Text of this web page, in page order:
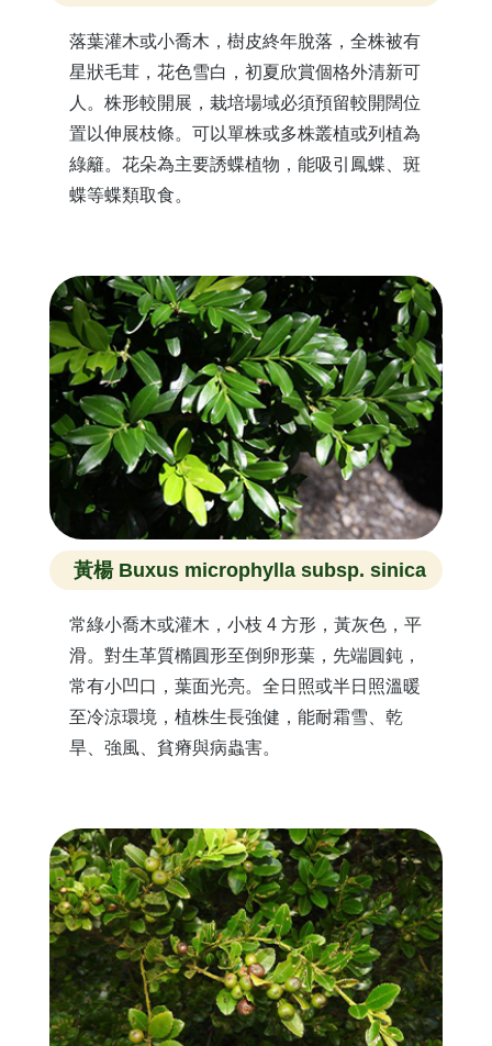
落葉灌木或小喬木，樹皮終年脫落，全株被有
星狀毛茸，花色雪白，初夏欣賞個格外清新可
人。株形較開展，栽培場域必須預留較開闊位
置以伸展枝條。可以單株或多株叢植或列植為
綠籬。花朵為主要誘蝶植物，能吸引鳳蝶、斑
蝶等蝶類取食。
黃楊 Buxus microphylla subsp. sinica
常綠小喬木或灌木，小枝 4 方形，黃灰色，平
滑。對生革質橢圓形至倒卵形葉，先端圓鈍，
常有小凹口，葉面光亮。全日照或半日照溫暖
至冷涼環境，植株生長強健，能耐霜雪、乾
旱、強風、貧瘠與病蟲害。